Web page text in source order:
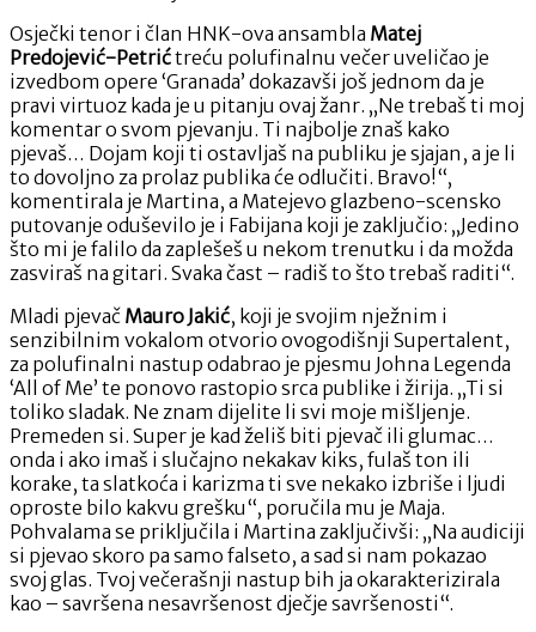
Osječki tenor i član HNK-ova ansambla Matej
Predojević-Petrićtreću polufinalnu večer uveličao je
izvedbom opere ‘Granada’ dokazavši još jednom da je
pravi virtuoz kada je u pitanju ovaj žanr. „Ne trebaš ti moj
komentar o svom pjevanju. Ti najbolje znaš kako
pjevaš… Dojam koji ti ostavljaš na publiku je sjajan, a je li
to dovoljno za prolaz publika će odlučiti. Bravo!“,
komentirala je Martina, a Matejevo glazbeno-scensko
putovanje oduševilo je i Fabijana koji je zaključio: „Jedino
što mi je falilo da zaplešeš u nekom trenutku i da možda
zasviraš na gitari. Svaka čast – radiš to što trebaš raditi“.
Mladi pjevač Mauro Jakić, koji je svojim nježnim i
senzibilnim vokalom otvorio ovogodišnji Supertalent,
za polufinalni nastup odabrao je pjesmu Johna Legenda
‘All of Me’ te ponovo rastopio srca publike i žirija. „Ti si
toliko sladak. Ne znam dijelite li svi moje mišljenje.
Premeden si. Super je kad želiš biti pjevač ili glumac…
onda i ako imaš i slučajno nekakav kiks, fulaš ton ili
korake, ta slatkoća i karizma ti sve nekako izbriše i ljudi
oproste bilo kakvu grešku“, poručila mu je Maja.
Pohvalama se priključila i Martina zaključivši: „Na audiciji
si pjevao skoro pa samo falseto, a sad si nam pokazao
svoj glas. Tvoj večerašnji nastup bih ja okarakterizirala
kao – savršena nesavršenost dječje savršenosti“.